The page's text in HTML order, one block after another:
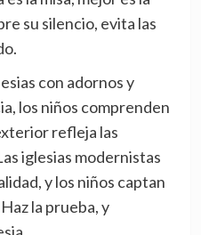
su silencio, evita las
con adornos y
los niños comprenden
refleja las
iglesias modernistas
y los niños captan
la prueba, y